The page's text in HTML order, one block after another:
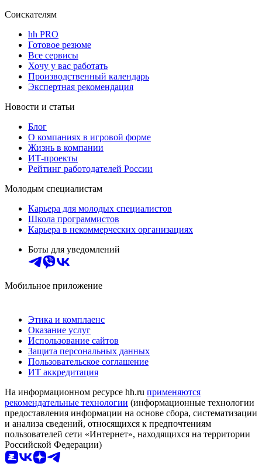
Соискателям
hh PRO
Готовое резюме
Все сервисы
Хочу у вас работать
Производственный календарь
Экспертная рекомендация
Новости и статьи
Блог
О компаниях в игровой форме
Жизнь в компании
ИТ-проекты
Рейтинг работодателей России
Молодым специалистам
Карьера для молодых специалистов
Школа программистов
Карьера в некоммерческих организациях
Боты для уведомлений
Мобильное приложение
Этика и комплаенс
Оказание услуг
Использование сайтов
Защита персональных данных
Пользовательское соглашение
ИТ аккредитация
На информационном ресурсе hh.ru применяются
рекомендательные технологии (информационные технологии
предоставления информации на основе сбора, систематизации
и анализа сведений, относящихся к предпочтениям
пользователей сети «Интернет», находящихся на территории
Российской Федерации)